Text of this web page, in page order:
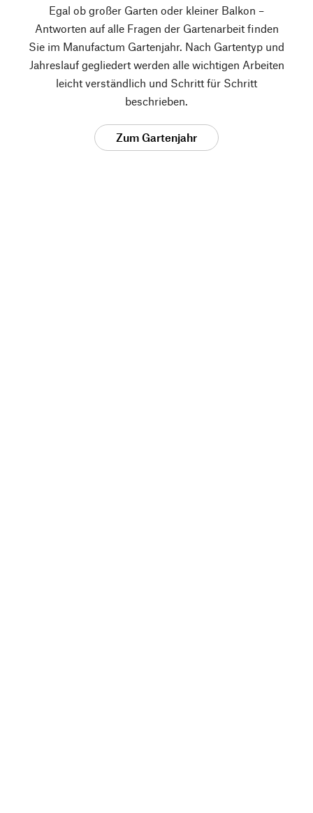
Egal ob großer Garten oder kleiner Balkon –
Antworten auf alle Fragen der Gartenarbeit finden
Sie im Manufactum Gartenjahr. Nach Gartentyp und
Jahreslauf gegliedert werden alle wichtigen Arbeiten
leicht verständlich und Schritt für Schritt
beschrieben.
Zum Gartenjahr